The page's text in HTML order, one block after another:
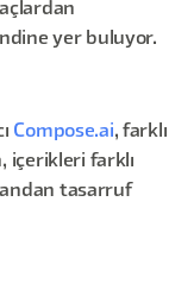
yer buluyor.
Compose.ai, farklı
içerikleri farklı
tasarruf